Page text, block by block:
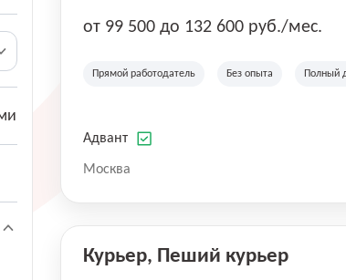
от 99 500 до 132 600 руб./мес.
Прямой работодатель Без опыта Полный
Адвант
Москва
Курьер, Пеший курьер